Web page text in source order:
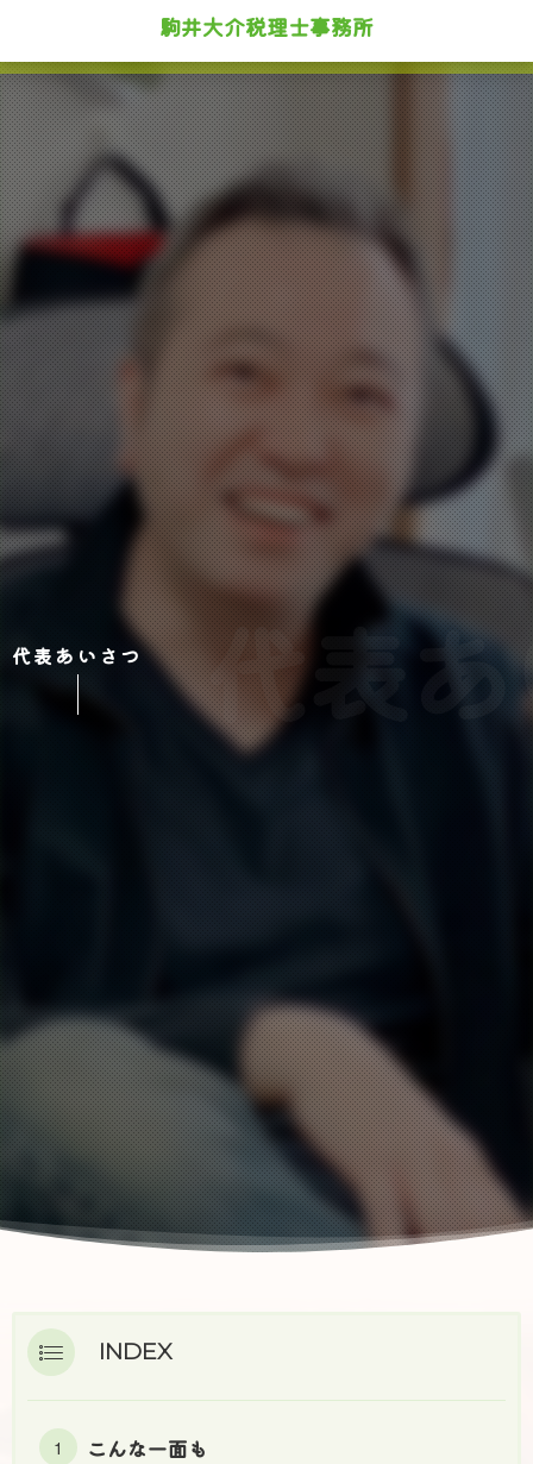
駒井大介税理士事務所
代表あいさつ 代表あ
INDEX
こんな一面も